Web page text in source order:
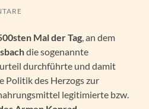
Mal der Tag , an dem
die sogenannte
durchführte und damit
Politik des Herzogs zur
legitimierte bzw.